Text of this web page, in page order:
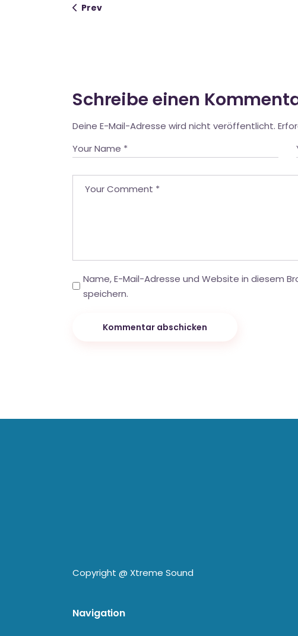
Prev
Schreibe einen
Deine E-Mail-Adresse wird nicht veröffentlicht.
Name, E-Mail-Adresse und Website in diesem
speichern.
Kommentar abschicken
Copyright @ Xtreme Sound
Navigation